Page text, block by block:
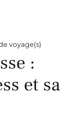
voyage(s)
:
et sa